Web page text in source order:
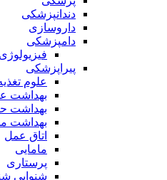
دندانپزشکی
داروسازی
دامپزشکی
پیراپزشکی
علوم
بهداشت
بهداشت
بهداشت
اتاق عمل
مامایی
پرستاری
شنوایی